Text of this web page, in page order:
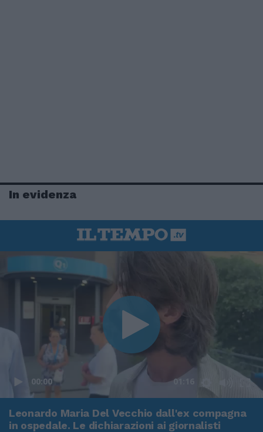
In evidenza
00:00 01:16
Leonardo Maria Del Vecchio dall'ex compagna
in ospedale. Le dichiarazioni ai giornalisti